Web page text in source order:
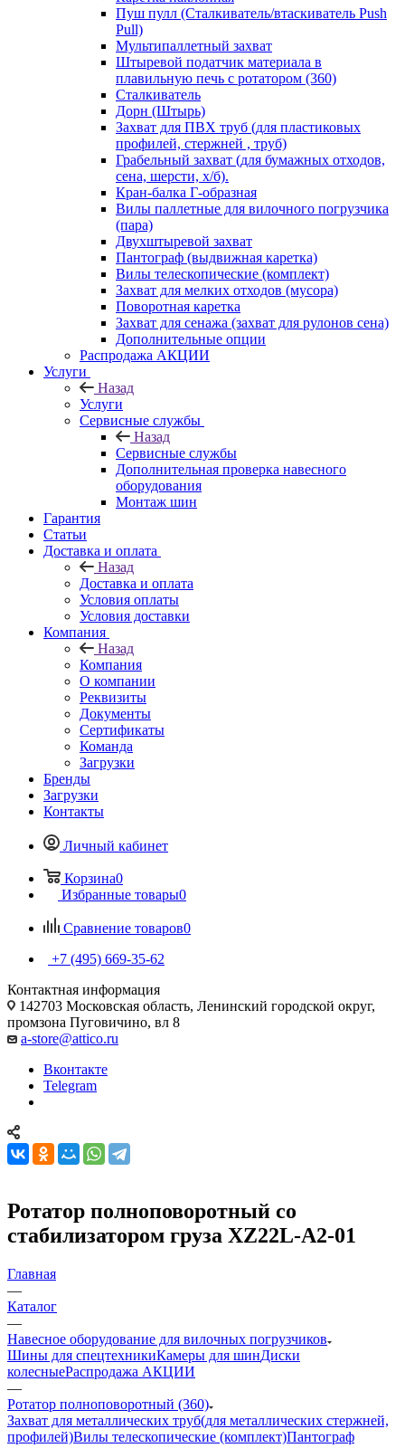
Пуш пулл (Сталкиватель/втаскиватель Push
Pull)
Мультипаллетный захват
Штыревой податчик материала в
плавильную печь с ротатором (360)
Сталкиватель
Дорн (Штырь)
Захват для ПВХ труб (для пластиковых
профилей, стержней , труб)
Грабельный захват (для бумажных отходов,
сена, шерсти, х/б).
Кран-балка Г-образная
Вилы паллетные для вилочного погрузчика
(пара)
Двухштыревой захват
Пантограф (выдвижная каретка)
Вилы телескопические (комплект)
Захват для мелких отходов (мусора)
Поворотная каретка
Захват для сенажа (захват для рулонов сена)
Дополнительные опции
Распродажа АКЦИИ
Услуги
Назад
Услуги
Сервисные службы
Назад
Сервисные службы
Дополнительная проверка навесного
оборудования
Монтаж шин
Гарантия
Статьи
Доставка и оплата
Назад
Доставка и оплата
Условия оплаты
Условия доставки
Компания
Назад
Компания
О компании
Реквизиты
Документы
Сертификаты
Команда
Загрузки
Бренды
Загрузки
Контакты
Личный кабинет
Корзина0
Избранные товары0
Сравнение товаров0
+7 (495) 669-35-62
Контактная информация
142703 Московская область, Ленинский городской округ,
промзона Пуговичино, вл 8
a-store@attico.ru
Вконтакте
Telegram
Ротатор полноповоротный со
стабилизатором груза XZ22L-A2-01
Главная
—
Каталог
—
Навесное оборудование для вилочных погрузчиков
Шины для спецтехникиКамеры для шинДиски
колесныеРаспродажа АКЦИИ
—
Ротатор полноповоротный (360)
Захват для металлических труб(для металлических стержней,
профилей)Вилы телескопические (комплект)Пантограф